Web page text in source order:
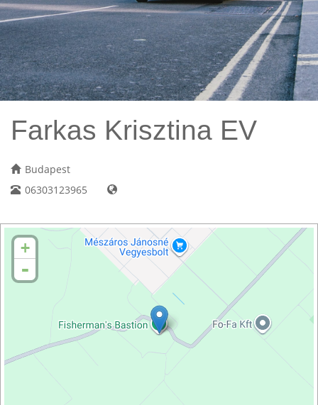
Farkas Krisztina EV
Budapest
06303123965
+
-